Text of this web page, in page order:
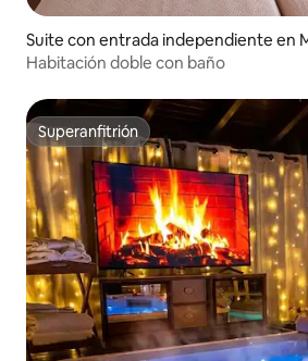
Suite con entrada independiente en
s de la Sierra
Habitación doble con baño
Superanfitrión
Superanfitrión